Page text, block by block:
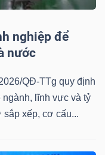
nghiệp để
nước
QĐ-TTg quy định
lĩnh vực và tỷ
xếp, cơ cấu...